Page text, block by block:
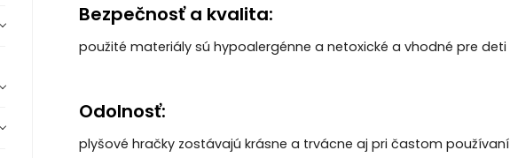
Bezpečnosť a kvalita:
použité materiály sú hypoalergénne a netoxické a vhodné pre deti
Odolnosť:
plyšové hračky zostávajú krásne a trvácne aj pri častom používaní